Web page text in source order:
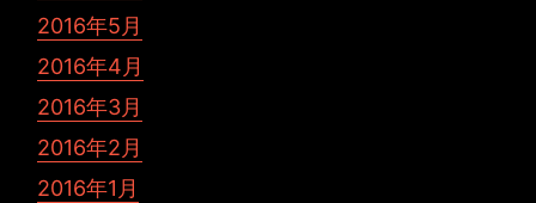
2016年5月
2016年4月
2016年3月
2016年2月
2016年1月